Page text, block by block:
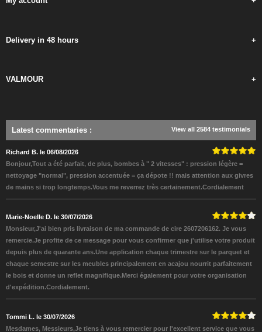
Delivery in 48 hours +
VALMOUR +
Latest commentaries : View all 2584 testimonials
Richard B. le 06/08/2026
Bonjour,Tout a été parfait, de plus, bombes à " 2 vitesses" : pression légère =
nettoyage "normal", pression accentuée = ça dépote !! mais attention aux givres
de mains si trop longtemps.Vous me reverrez très certainement.Cordialement
Marie-Noelle D. le 30/07/2026
Monsieur,J'ai bien pris livraison de ma commande de cire 2607206162. Je vous
remercie.Je profite de ce message pour vous confirmer que j'utilise votre produit
depuis plus de quarante ans.Une application chaque trimestre sur le parquet et
chaque semestre sur les meubles principalement en acajou nourrit parfaitement
le bois et donne un reflet magnifique.Merci également pour votre organisation
d'expédition.Cordialement.
Tommi L. le 30/07/2026
Mesdames, Messieurs,Je tiens à vous remercier pour l'excellent service que vous